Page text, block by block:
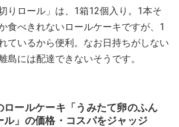
りロール」は、1箱12個入り。1本そ
食べきれないロールケーキですが、1
ているから便利。なお日持ちがしない
島には配達できないそうです。
ロールケーキ「うみたて卵のふん
ル」の価格・コスパをジャッジ